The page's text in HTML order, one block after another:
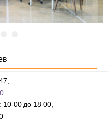
10-00 до 18-00,